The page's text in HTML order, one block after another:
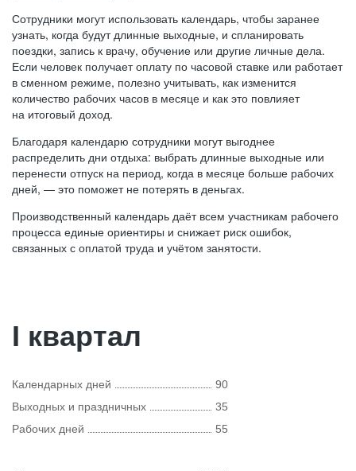
Сотрудники могут использовать календарь, чтобы заранее
узнать, когда будут длинные выходные, и спланировать
поездки, запись к врачу, обучение или другие личные дела.
Если человек получает оплату по часовой ставке или работает
в сменном режиме, полезно учитывать, как изменится
количество рабочих часов в месяце и как это повлияет
на итоговый доход.
Благодаря календарю сотрудники могут выгоднее
распределить дни отдыха: выбрать длинные выходные или
перенести отпуск на период, когда в месяце больше рабочих
дней, — это поможет не потерять в деньгах.
Производственный календарь даёт всем участникам рабочего
процесса единые ориентиры и снижает риск ошибок,
связанных с оплатой труда и учётом занятости.
I квартал
Календарных дней
90
Выходных и праздничных
35
Рабочих дней
55